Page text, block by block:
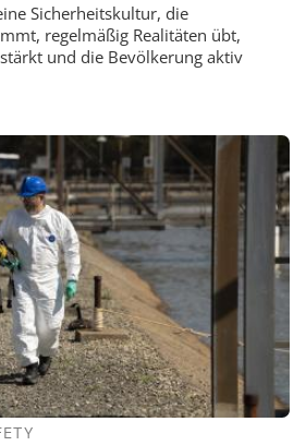
Sicherheitskultur, die
regelmäßig Realitäten übt,
und die Bevölkerung aktiv